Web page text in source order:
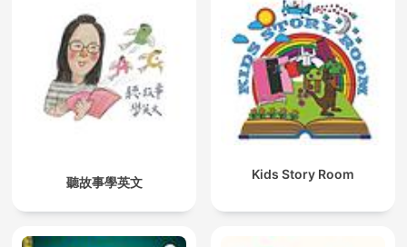
聽故事學英文
Kids Story Room